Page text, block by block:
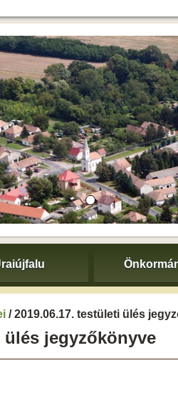
/ 2019.06.17. testületi ülés
ülés jegyzőkönyve